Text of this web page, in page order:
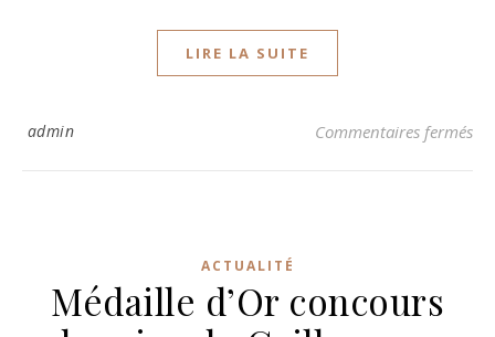
LIRE LA SUITE
admin Commentaires fermés
ACTUALITÉ
Médaille d’Or concours